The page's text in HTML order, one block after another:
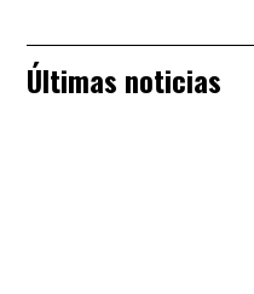
Últimas noticias